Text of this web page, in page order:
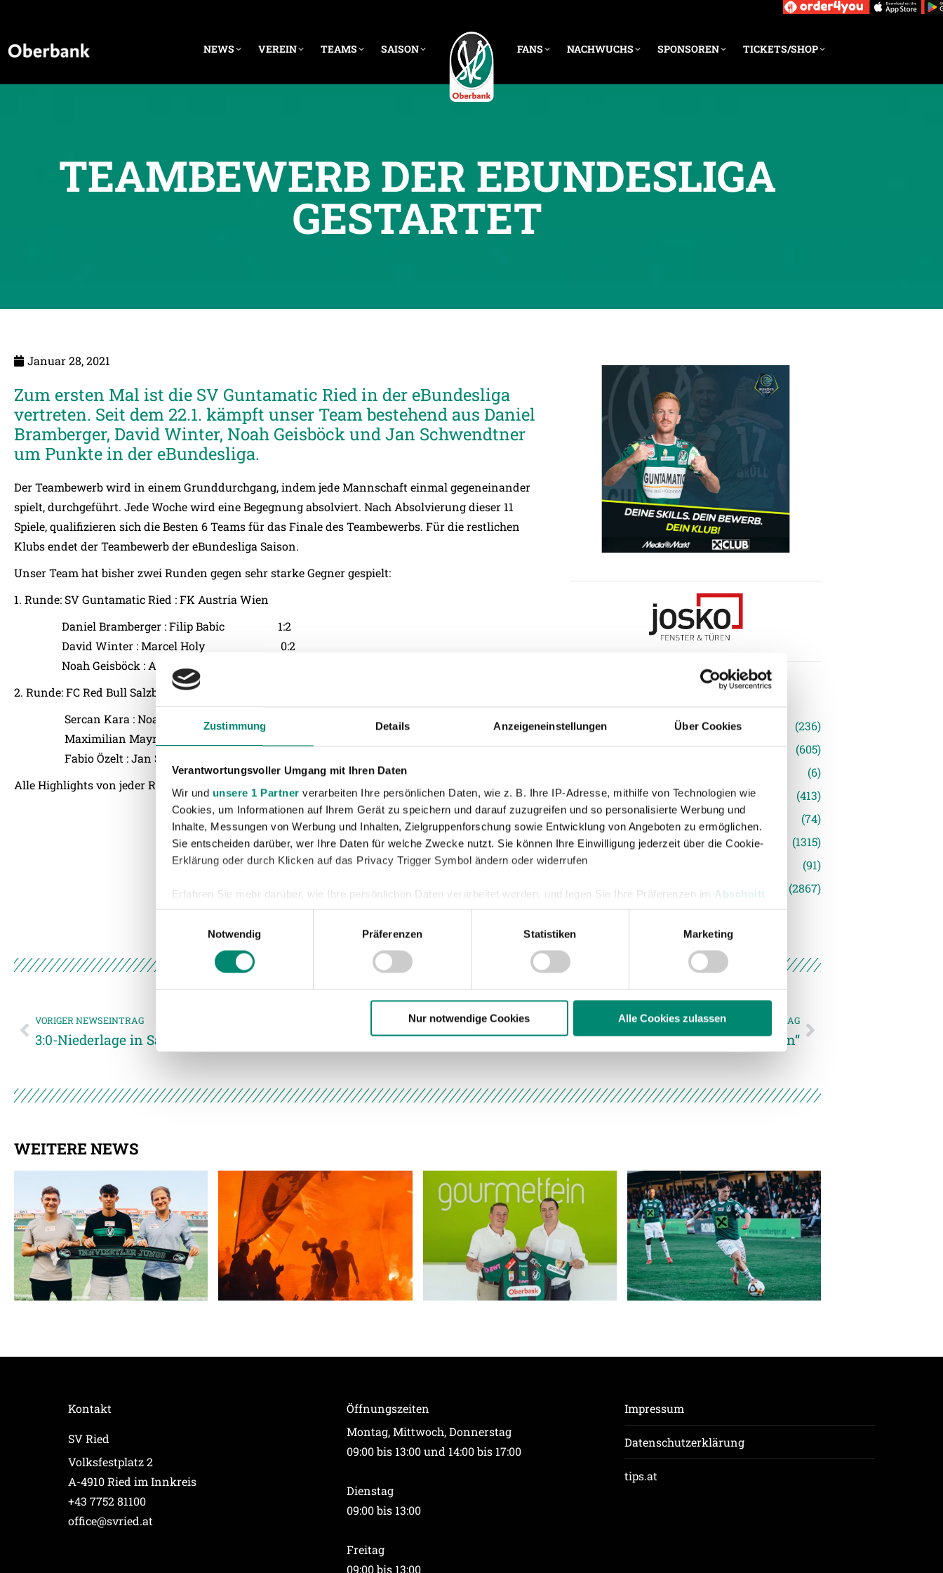
Zustimmung Details Anzeigeneinstellungen Über Cookies
Verantwortungsvoller Umgang mit Ihren Daten
Wir und unsere 1 Partner verarbeiten Ihre persönlichen Daten, wie z. B. Ihre IP-Adresse, mithilfe von Technologien wie
Cookies, um Informationen auf Ihrem Gerät zu speichern und darauf zuzugreifen und so personalisierte Werbung und
Inhalte, Messungen von Werbung und Inhalten, Zielgruppenforschung sowie Entwicklung von Angeboten zu ermöglichen.
Sie entscheiden darüber, wer Ihre Daten für welche Zwecke nutzt. Sie können Ihre Einwilligung jederzeit über die Cookie-
Erklärung oder durch Klicken auf das Privacy Trigger Symbol ändern oder widerrufen
Erfahren Sie mehr darüber, wie Ihre persönlichen Daten verarbeitet werden, und legen Sie Ihre Präferenzen im Abschnitt
Einzelheitenfest.
Wir verwenden Cookies, um Inhalte und Anzeigen zu personalisieren, Funktionen für soziale Medien anbieten zu können
und die Zugriffe auf unsere Website zu analysieren. Außerdem geben wir Informationen zu Ihrer Verwendung unserer
Notwendig
Präferenzen Statistiken Marketing
Nur notwendige Cookies Alle Cookies zulassen
NEWS VEREIN TEAMS SAISON FANS NACHWUCHS SPONSOREN TICKETS/SHOP
TEAMBEWERB DER EBUNDESLIGA
GESTARTET
Januar 28, 2021
Zum ersten Mal ist die SV Guntamatic Ried in der eBundesliga
vertreten. Seit dem 22.1. kämpft unser Team bestehend aus Daniel
Bramberger, David Winter, Noah Geisböck und Jan Schwendtner
um Punkte in der eBundesliga.
Der Teambewerb wird in einem Grunddurchgang, indem jede Mannschaft einmal gegeneinander
spielt, durchgeführt. Jede Woche wird eine Begegnung absolviert. Nach Absolvierung dieser 11
Spiele, qualifizieren sich die Besten 6 Teams für das Finale des Teambewerbs. Für die restlichen
Klubs endet der Teambewerb der eBundesliga Saison.
Unser Team hat bisher zwei Runden gegen sehr starke Gegner gespielt:
1. Runde: SV Guntamatic Ried : FK Austria Wien
Daniel Bramberger : Filip Babic 1:2
David Winter : Marcel Holy 0:2
Noah Geisböck : Armin Kamenjasevic 1:8
2. Runde: FC Red Bull Salzburg : SV Guntamatic Ried
Sercan Kara : Noah Geisböck 2:1
Maximilian Mayrhofer : David Winter 2:1
Fabio Özelt : Jan Schwendtner 3:1
Alle Highlights von jeder Runde könnt ihr auf
Akademie
(236)
Allgemeine News
(605)
(6)
Junge Wikinger Ried
(413)
Nachwuchs
(74)
Profis
(1315)
Ticketing
(91)
Unkategorisiert
(2867)
VORIGER NEWSEINTRAG
3:0-Niederlage in Salzburg
NÄCHSTER NEWSEINTRAG
„Wir müssen mutig und kompakt auftreten“
WEITERE NEWS
Kontakt
SV Ried
Volksfestplatz 2
A-4910 Ried im Innkreis
+43 7752 81100
office@svried.at
Öffnungszeiten
Montag, Mittwoch, Donnerstag
09:00 bis 13:00 und 14:00 bis 17:00
Dienstag
09:00 bis 13:00
Freitag
09:00 bis 13:00
Impressum
Datenschutzerklärung
tips.at